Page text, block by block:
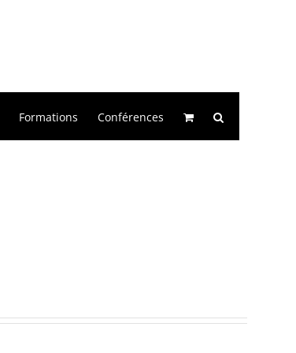
Formations Conférences